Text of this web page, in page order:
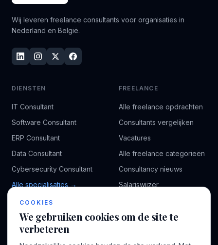
Wij leveren freelance consultants voor organisaties in
Nederland en België.
DIENSTEN
IT Consultant
Software Consultant
ERP Consultant
Data Consultant
Cybersecurity Consultant
Alle specialisaties →
FREELANCE
Alle freelance opdrachten
Consultants vergelijken
Vacatures
Alle freelance categorieën
Consultancy nieuws
Salariswijzer
BEDRIJF
COOKIES
We gebruiken cookies om de site te
verbeteren